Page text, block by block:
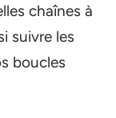
chaînes à
suivre les
boucles